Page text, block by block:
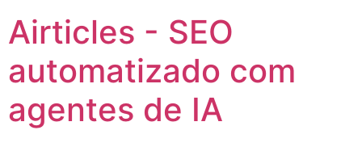
Airticles - SEO
automatizado com
agentes de IA